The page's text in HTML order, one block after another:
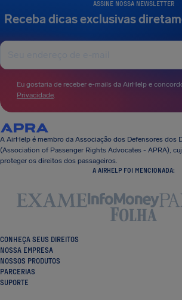
ASSINE NOSSA NEWSLETTER
Receba dicas exclusivas
Eu gostaria de receber e-mails da AirHelp e
Privacidade
A AirHelp é membro da Associação dos Defensores dos
(Association of Passenger Rights Advocates - APRA),
proteger os direitos dos passageiros.
A AIRHELP FOI MENCIONADA:
CONHEÇA SEUS DIREITOS
NOSSA EMPRESA
NOSSOS PRODUTOS
PARCERIAS
SUPORTE